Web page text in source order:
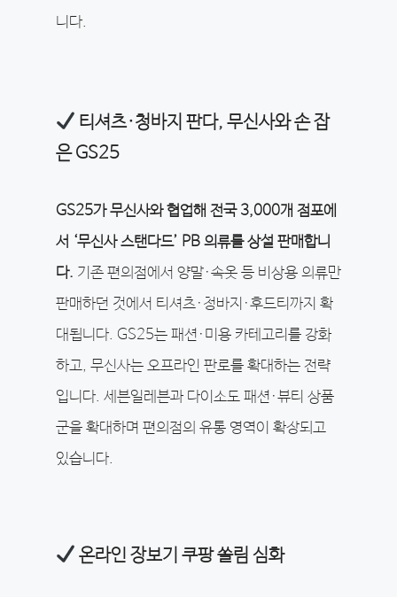
니다.
티셔츠·청바지 판다, 무신사와 손 잡
은 GS25
GS25가 무신사와 협업해 전국 3,000개 점포에
서 ‘무신사 스탠다드’ PB 의류를 상설 판매합니
다. 기존 편의점에서 양말·속옷 등 비상용 의류만
판매하던 것에서 티셔츠·청바지·후드티까지 확
대됩니다. GS25는 패션·미용 카테고리를 강화
하고, 무신사는 오프라인 판로를 확대하는 전략
입니다. 세븐일레븐과 다이소도 패션·뷰티 상품
군을 확대하며 편의점의 유통 영역이 확장되고
있습니다.
온라인 장보기 쿠팡 쏠림 심화